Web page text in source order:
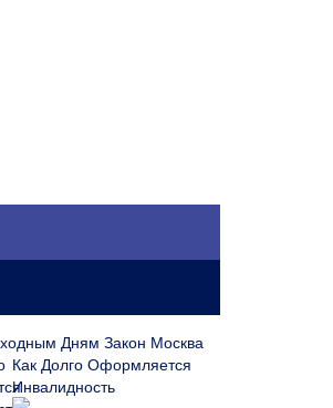
Дням Закон Москва
Как Долго Оформляется
Инвалидность